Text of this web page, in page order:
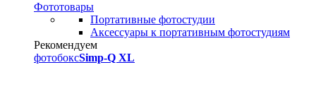
Фототовары
Портативные фотостудии
Аксессуары к портативным фотостудиям
Рекомендуем
фотобоксSimp-Q XL